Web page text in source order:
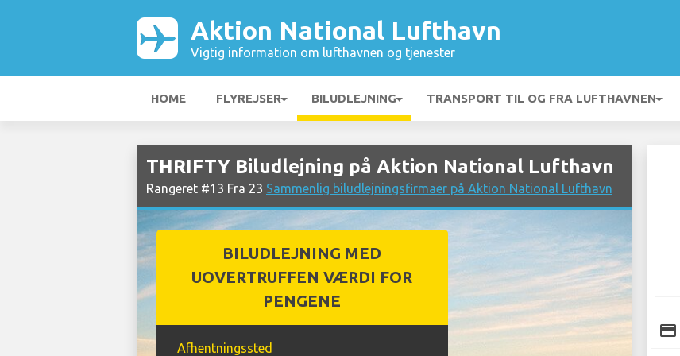
Aktion National Lufthavn
Vigtig information om lufthavnen og tjenester
HOME FLYREJSER BILUDLEJNING TRANSPORT TIL OG FRA LUFTHAVNEN
THRIFTY Biludlejning på Aktion National Lufthavn
Rangeret #13 Fra 23 Sammenlig biludlejningsfirmaer på Aktion National Lufthavn
BILUDLEJNING MED
UOVERTRUFFEN VÆRDI FOR
PENGENE
Afhentningssted
credit_card